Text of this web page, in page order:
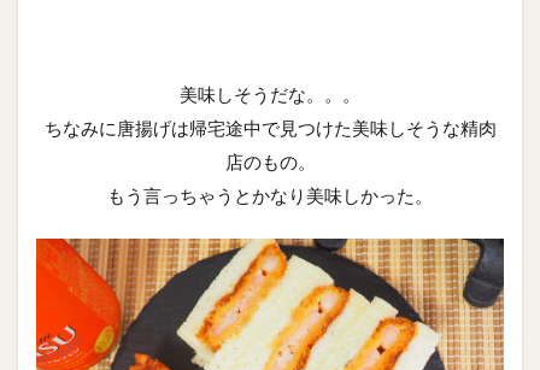
美味しそうだな。。。
ちなみに唐揚げは帰宅途中で見つけた美味しそうな精肉
店のもの。
もう言っちゃうとかなり美味しかった。